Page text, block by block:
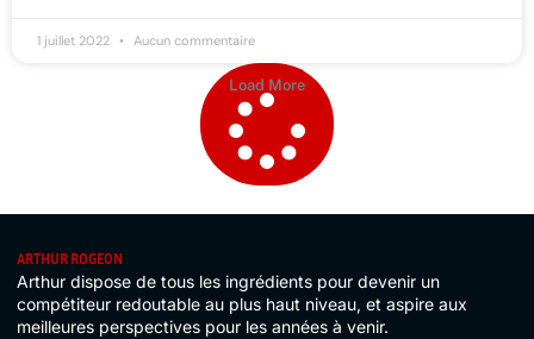
1 juillet 2022 Aucun commentaire
Load More
ARTHUR ROGEON
Arthur dispose de tous les ingrédients pour devenir un
compétiteur redoutable au plus haut niveau, et aspire aux
meilleures perspectives pour les années à venir.